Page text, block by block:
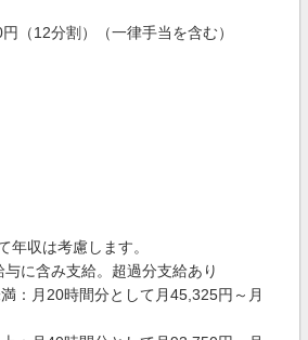
（12分割）（一律手当を含む）
収は考慮します。
に含み支給。超過分支給あり
：月20時間分として月45,325円～月